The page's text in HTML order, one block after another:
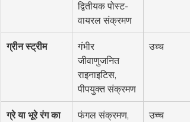
द्वितीयक पोस्ट-
वायरल संक्रमण
ग्रीन स्ट्रीम
गंभीर
जीवाणुजनित
राइनाइटिस,
पीपयुक्त संक्रमण
उच्च
ग्रे या भूरे रंग का
फंगल संक्रमण,
उच्च